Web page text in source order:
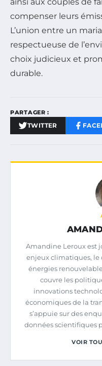
compenser leurs
L’union entre un
respectueuse de
choix judicieux et
durable.
PARTAGER :
TWITTER
Amandine Leroux est
enjeux climatiques,
énergies
couvre les
innovations
économiques de la
s’appuie sur des
données scientifiques
VOIR